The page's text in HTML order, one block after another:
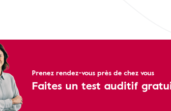
Prenez rendez-vous près de chez vous
Faites un test auditif